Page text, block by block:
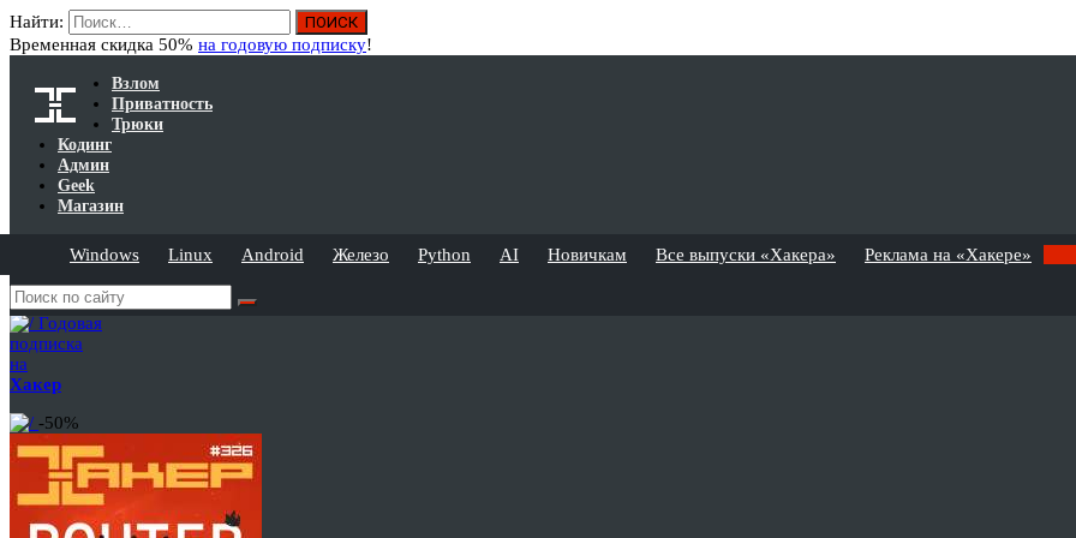
Найти:
Временная скидка 50% на годовую подписку!
Взлом
Приватность
Трюки
Кодинг
Админ
Geek
Магазин
Windows Linux Android Железо Python AI Новичкам Все выпуски «Хакера» Реклама на «Хакере»
Годовая
подписка
на
Хакер
-50%